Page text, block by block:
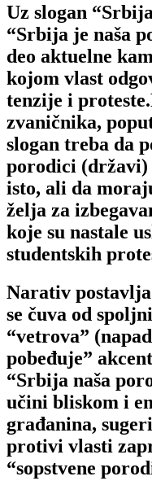
Uz slogan
“Srbija je naša
deo aktuelne
kojom vlast
tenzije i
zvaničnika,
slogan treba da
porodici (državi)
isto, ali da
želja za
koje su nastale
studentskih
Narativ
se čuva od
“vetrova”
pobeđuje”
“Srbija naša
učini bliskom i
građanina,
protivi vlasti
“sopstvene